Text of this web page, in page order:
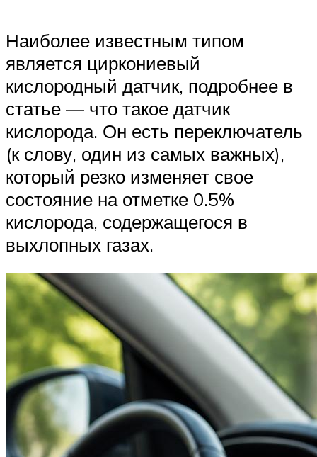
Наиболее известным типом
является циркониевый
кислородный датчик, подробнее в
статье — что такое датчик
кислорода. Он есть переключатель
(к слову, один из самых важных),
который резко изменяет свое
состояние на отметке 0.5%
кислорода, содержащегося в
выхлопных газах.